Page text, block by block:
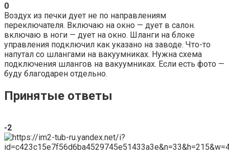
0
Воздух из печки дует не по направлениям
переключателя. Включаю на окно — дует в салон.
включаю в ноги — дует на окно. Шланги на блоке
управления подключил как указано на заводе. Что-то
напутал со шлангами на вакуумниках. Нужна схема
подключения шлангов на вакуумниках. Если есть фото —
буду благодарен отдельно.
Принятые ответы
-2